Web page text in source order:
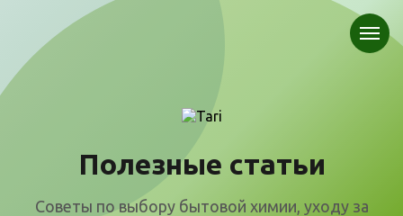
Полезные статьи
Советы по выбору бытовой химии, уходу за